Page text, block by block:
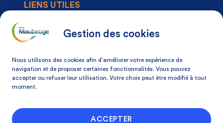
Gestion des cookies
Nous utilisons des cookies afin d’améliorer votre expérience de
navigation et de proposer certaines fonctionnalités. Vous pouvez
accepter ou refuser leur utilisation. Votre choix peut être modifié à tout
moment.
ACCEPTER
LIENS UTILES
Actualités
Articles à la une
Mon espace citoyen
Mon avis, ma ville
NOS COORDONNÉES